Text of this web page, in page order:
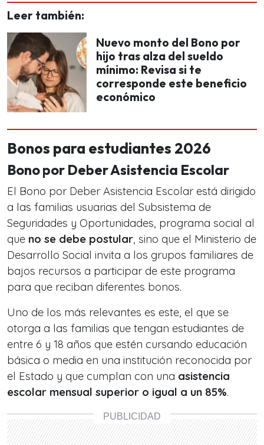
Leer también:
Nuevo monto del Bono por
hijo tras alza del sueldo
mínimo: Revisa si te
corresponde este beneficio
económico
Bonos para estudiantes 2026
Bono por Deber Asistencia Escolar
El Bono por Deber Asistencia Escolar está dirigido
a las familias usuarias del Subsistema de
Seguridades y Oportunidades, programa social al
que no se debe postular, sino que el Ministerio de
Desarrollo Social invita a los grupos familiares de
bajos recursos a participar de este programa
para que reciban diferentes bonos.
Uno de los más relevantes es este, el que se
otorga a las familias que tengan estudiantes de
entre 6 y 18 años que estén cursando educación
básica o media en una institución reconocida por
el Estado y que cumplan con una asistencia
escolar mensual superior o igual a un 85%.